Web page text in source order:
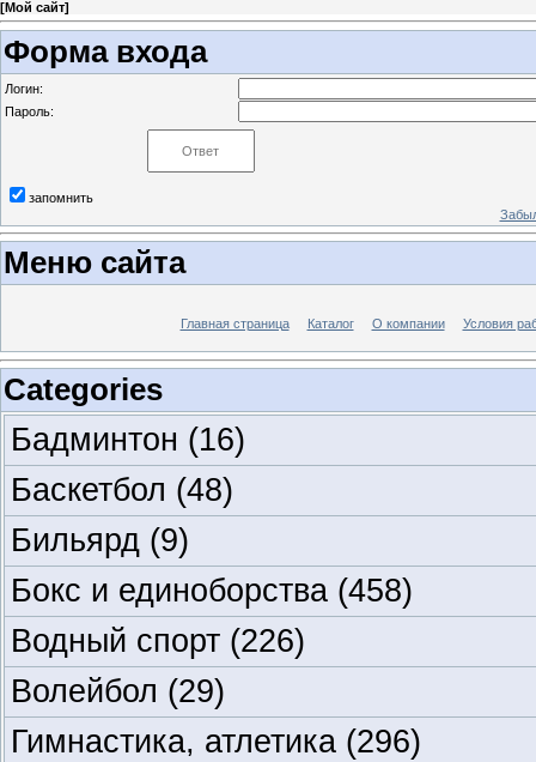
[Мой сайт]
Форма входа
Логин:
Пароль:
запомнить
Меню сайта
Главная страница Каталог О компании Условия
Categories
Бадминтон (16)
Баскетбол (48)
Бильярд (9)
Бокс и единоборства (458)
Водный спорт (226)
Волейбол (29)
Гимнастика, атлетика (296)